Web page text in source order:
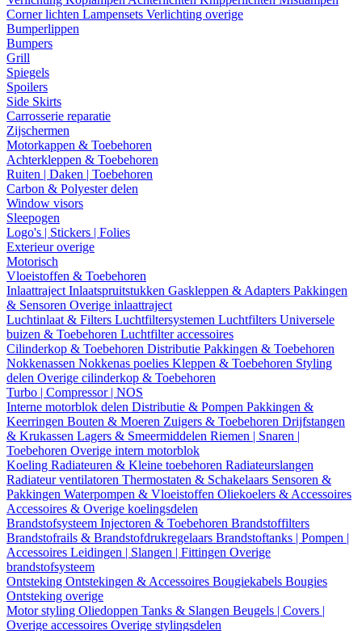
Corner lichten Lampensets Verlichting overige
Bumperlippen
Bumpers
Grill
Spiegels
Spoilers
Side Skirts
Carrosserie reparatie
Zijschermen
Motorkappen & Toebehoren
Achterkleppen & Toebehoren
Ruiten | Daken | Toebehoren
Carbon & Polyester delen
Window visors
Sleepogen
Logo's | Stickers | Folies
Exterieur overige
Motorisch
Vloeistoffen & Toebehoren
Inlaattraject Inlaatspruitstukken Gaskleppen & Adapters Pakkingen
& Sensoren Overige inlaattraject
Luchtinlaat & Filters Luchtfiltersystemen Luchtfilters Universele
buizen & Toebehoren Luchtfilter accessoires
Cilinderkop & Toebehoren Distributie Pakkingen & Toebehoren
Nokkenassen Nokkenas poelies Kleppen & Toebehoren Styling
delen Overige cilinderkop & Toebehoren
Turbo | Compressor | NOS
Interne motorblok delen Distributie & Pompen Pakkingen &
Keerringen Bouten & Moeren Zuigers & Toebehoren Drijfstangen
& Krukassen Lagers & Smeermiddelen Riemen | Snaren |
Toebehoren Overige intern motorblok
Koeling Radiateuren & Kleine toebehoren Radiateurslangen
Radiateur ventilatoren Thermostaten & Schakelaars Sensoren &
Pakkingen Waterpompen & Vloeistoffen Oliekoelers & Accessoires
Accessoires & Overige koelingsdelen
Brandstofsysteem Injectoren & Toebehoren Brandstoffilters
Brandstofrails & Brandstofdrukregelaars Brandstoftanks | Pompen |
Accessoires Leidingen | Slangen | Fittingen Overige
brandstofsysteem
Ontsteking Ontstekingen & Accessoires Bougiekabels Bougies
Ontsteking overige
Motor styling Oliedoppen Tanks & Slangen Beugels | Covers |
Overige accessoires Overige stylingsdelen